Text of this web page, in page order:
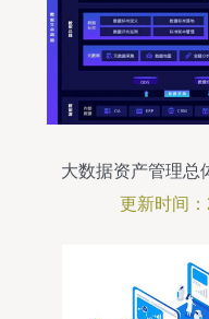
大数据资产管理总
更新时间